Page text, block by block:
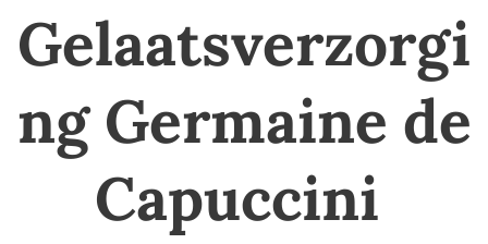
Gelaatsverzorgi
ng Germaine de
Capuccini